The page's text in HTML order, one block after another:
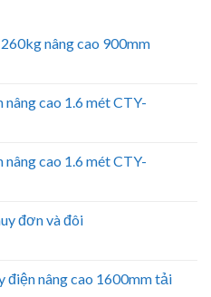
nâng cao 900mm
nâng cao 1.6 mét CTY-
nâng cao 1.6 mét CTY-
đơn và đôi
điện nâng cao 1600mm tải